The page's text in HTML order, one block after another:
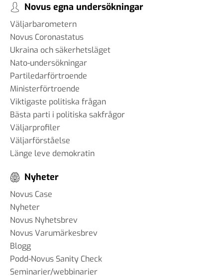
Novus egna undersökningar
Väljarbarometern
Novus Coronastatus
Ukraina och säkerhetsläget
Nato-undersökningar
Partiledarförtroende
Ministerförtroende
Viktigaste politiska frågan
Bästa parti i politiska sakfrågor
Väljarprofiler
Väljarförståelse
Länge leve demokratin
Nyheter
Novus Case
Nyheter
Novus Nyhetsbrev
Novus Varumärkesbrev
Blogg
Podd-Novus Sanity Check
Seminarier/webbinarier